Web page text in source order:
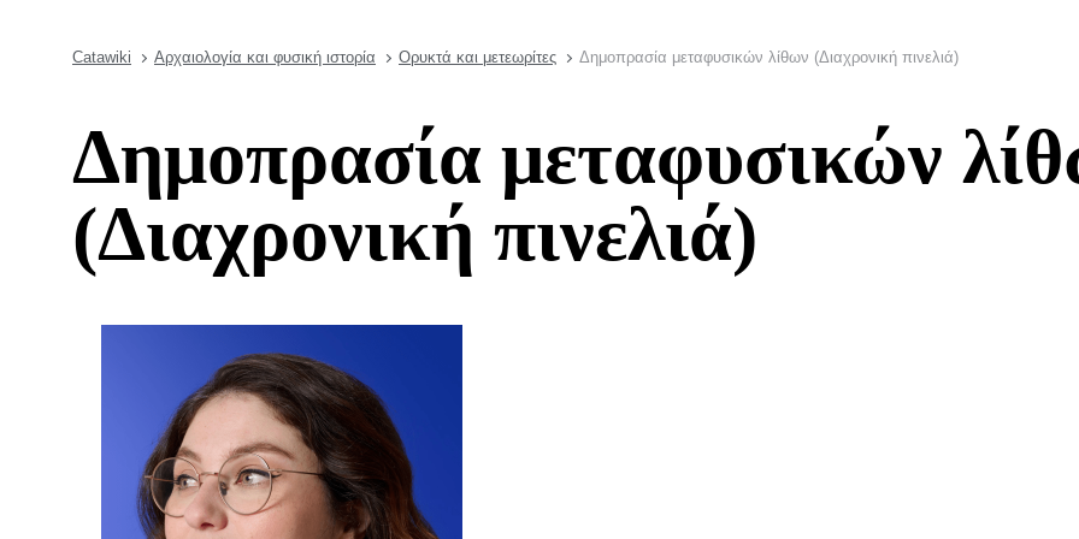
Catawiki Αρχαιολογία και φυσική ιστορία Ορυκτά και μετεωρίτες Δημοπρασία μεταφυσικών λίθων (Διαχρονική πινελιά)
Δημοπρασία μεταφυσικών
(Διαχρονική πινελιά)